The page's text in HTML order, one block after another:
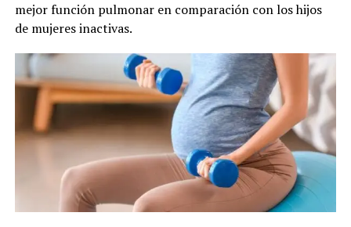
mejor función pulmonar en comparación con los hijos
de mujeres inactivas.